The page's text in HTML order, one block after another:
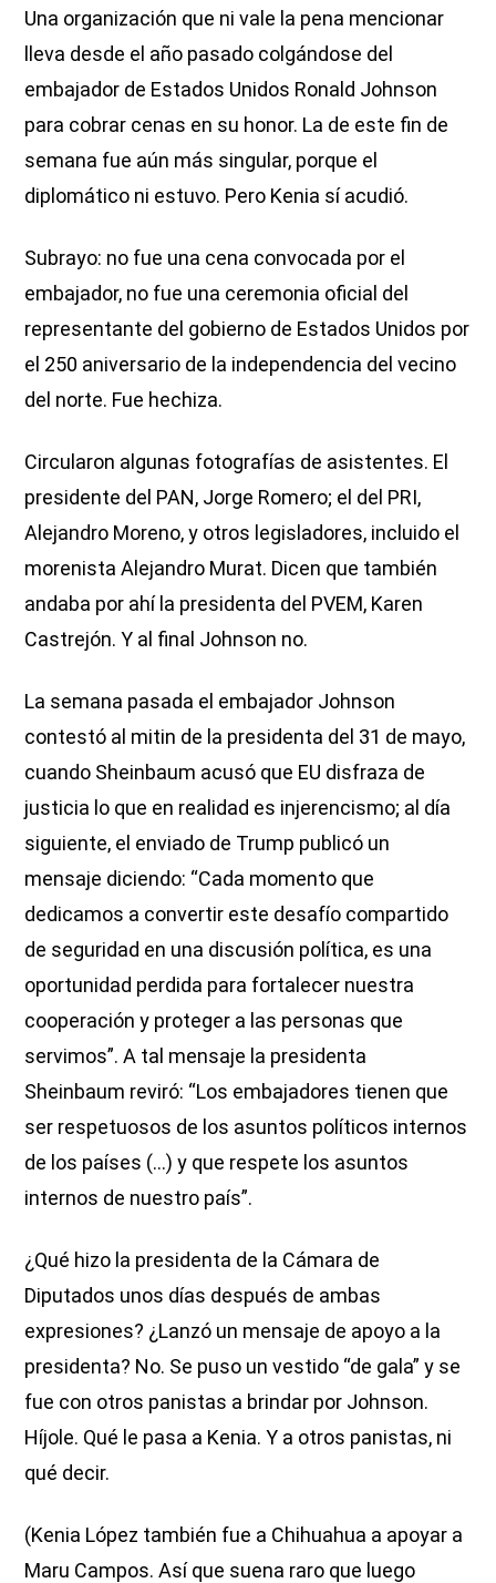
Una organización que ni vale la pena mencionar
lleva desde el año pasado colgándose del
embajador de Estados Unidos Ronald Johnson
para cobrar cenas en su honor. La de este fin de
semana fue aún más singular, porque el
diplomático ni estuvo. Pero Kenia sí acudió.
Subrayo: no fue una cena convocada por el
embajador, no fue una ceremonia oficial del
representante del gobierno de Estados Unidos por
el 250 aniversario de la independencia del vecino
del norte. Fue hechiza.
Circularon algunas fotografías de asistentes. El
presidente del PAN, Jorge Romero; el del PRI,
Alejandro Moreno, y otros legisladores, incluido el
morenista Alejandro Murat. Dicen que también
andaba por ahí la presidenta del PVEM, Karen
Castrejón. Y al final Johnson no.
La semana pasada el embajador Johnson
contestó al mitin de la presidenta del 31 de mayo,
cuando Sheinbaum acusó que EU disfraza de
justicia lo que en realidad es injerencismo; al día
siguiente, el enviado de Trump publicó un
mensaje diciendo: “Cada momento que
dedicamos a convertir este desafío compartido
de seguridad en una discusión política, es una
oportunidad perdida para fortalecer nuestra
cooperación y proteger a las personas que
servimos”. A tal mensaje la presidenta
Sheinbaum reviró: “Los embajadores tienen que
ser respetuosos de los asuntos políticos internos
de los países (…) y que respete los asuntos
internos de nuestro país”.
¿Qué hizo la presidenta de la Cámara de
Diputados unos días después de ambas
expresiones? ¿Lanzó un mensaje de apoyo a la
presidenta? No. Se puso un vestido “de gala” y se
fue con otros panistas a brindar por Johnson.
Híjole. Qué le pasa a Kenia. Y a otros panistas, ni
qué decir.
(Kenia López también fue a Chihuahua a apoyar a
Maru Campos. Así que suena raro que luego